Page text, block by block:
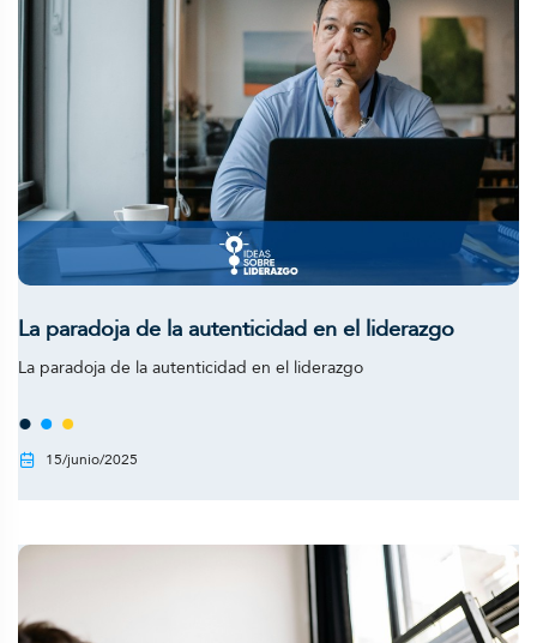
La paradoja de la autenticidad en el liderazgo
La paradoja de la autenticidad en el liderazgo
15/junio/2025